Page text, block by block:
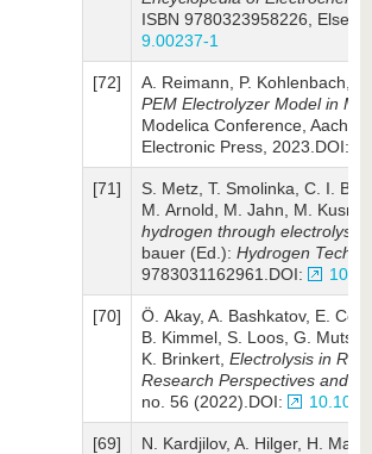
ISBN 9780323958226,
9.00237-1
[72]
A. Reimann, P. Kohlenbach,
PEM Electrolyzer Model in
Modelica Conference,
Electronic Press, 2023.DOI:
[71]
S. Metz, T. Smolinka, C. I.
M. Arnold, M. Jahn, M.
hydrogen through electrolysis
bauer (Ed.): Hydrogen
9783031162961.DOI:
[70]
Ö. Akay, A. Bashkatov, E.
B. Kimmel, S. Loos, G.
K. Brinkert, Electrolysis in
Research Perspectives and
no. 56 (2022).DOI:
[69]
N. Kardjilov, A. Hilger, H.